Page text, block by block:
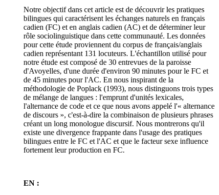
Notre objectif dans cet article est de découvrir les pratiques
bilingues qui caractérisent les échanges naturels en français
cadien (FC) et en anglais cadien (AC) et de déterminer leur
rôle sociolinguistique dans cette communauté. Les données
pour cette étude proviennent du corpus de français/anglais
cadien représentant 131 locuteurs. L'échantillon utilisé pour
notre étude est composé de 30 entrevues de la paroisse
d'Avoyelles, d'une durée d'environ 90 minutes pour le FC et
de 45 minutes pour l'AC. En nous inspirant de la
méthodologie de Poplack (1993), nous distinguons trois types
de mélange de langues : l'emprunt d'unités lexicales,
l'alternance de code et ce que nous avons appelé l'« alternance
de discours », c'est-à-dire la combinaison de plusieurs phrases
créant un long monologue discursif. Nous montrerons qu'il
existe une divergence frappante dans l'usage des pratiques
bilingues entre le FC et l'AC et que le facteur sexe influence
fortement leur production en FC.
EN :